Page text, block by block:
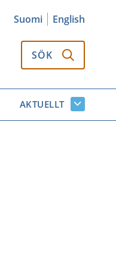
Suomi English
SÖK
AKTUELLT
Aktuellt